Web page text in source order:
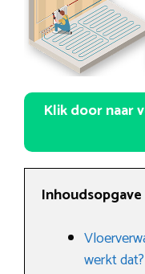
Klik door naar
Inhoudsopgave
werkt dat?